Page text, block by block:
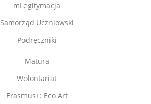
mLegitymacja
Samorząd Uczniowski
Podręczniki
Matura
Wolontariat
Erasmus+: Eco Art